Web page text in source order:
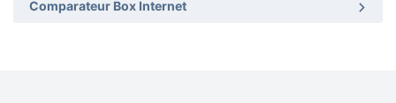
Comparateur Box Internet